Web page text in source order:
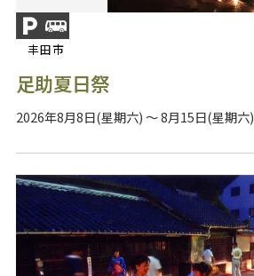
丰田市
足助夏日祭
2026年8月8日(星期六) ～ 8月15日(星期六)